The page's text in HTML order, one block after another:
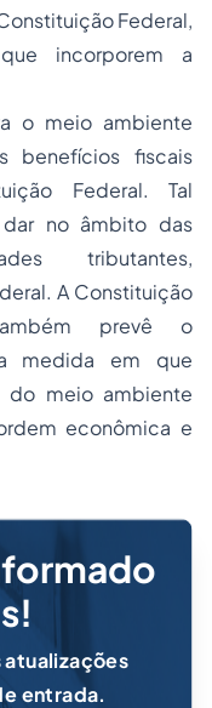
Federal,
incorporem a
o meio ambiente
benefícios fiscais
Federal. Tal
no âmbito das
tributantes,
A Constituição
prevê o
medida em que
do meio ambiente
econômica e
entrada.